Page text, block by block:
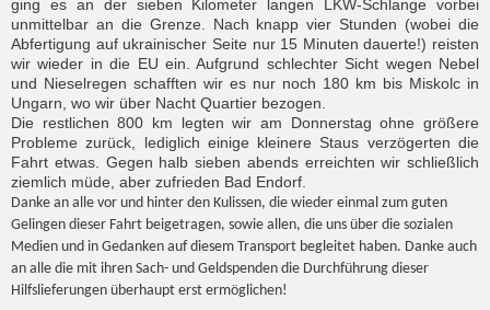
ging es an der sieben Kilometer langen LKW-Schlange vorbei
unmittelbar an die Grenze. Nach knapp vier Stunden (wobei die
Abfertigung auf ukrainischer Seite nur 15 Minuten dauerte!) reisten
wir wieder in die EU ein. Aufgrund schlechter Sicht wegen Nebel
und Nieselregen schafften wir es nur noch 180 km bis Miskolc in
Ungarn, wo wir über Nacht Quartier bezogen.
Die restlichen 800 km legten wir am Donnerstag ohne größere
Probleme zurück, lediglich einige kleinere Staus verzögerten die
Fahrt etwas. Gegen halb sieben abends erreichten wir schließlich
ziemlich müde, aber zufrieden Bad Endorf.
Danke an alle vor und hinter den Kulissen, die wieder einmal zum guten
Gelingen dieser Fahrt beigetragen, sowie allen, die uns über die sozialen
Medien und in Gedanken auf diesem Transport begleitet haben. Danke auch
an alle die mit ihren Sach- und Geldspenden die Durchführung dieser
Hilfslieferungen überhaupt erst ermöglichen!